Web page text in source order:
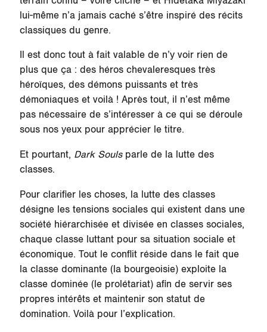
lui-même n’a jamais caché s’être inspiré des récits
classiques du genre.
Il est donc tout à fait valable de n’y voir rien de
plus que ça : des héros chevaleresques très
héroïques, des démons puissants et très
démoniaques et voilà ! Après tout, il n’est même
pas nécessaire de s’intéresser à ce qui se déroule
sous nos yeux pour apprécier le titre.
Et pourtant, Dark Soulsparle de la lutte des
classes.
Pour clarifier les choses, la lutte des classes
désigne les tensions sociales qui existent dans une
société hiérarchisée et divisée en classes sociales,
chaque classe luttant pour sa situation sociale et
économique. Tout le conflit réside dans le fait que
la classe dominante (la bourgeoisie) exploite la
classe dominée (le prolétariat) afin de servir ses
propres intérêts et maintenir son statut de
domination. Voilà pour l’explication.